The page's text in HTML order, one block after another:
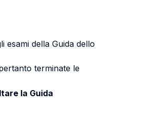
esami della Guida dello
terminate le
la Guida